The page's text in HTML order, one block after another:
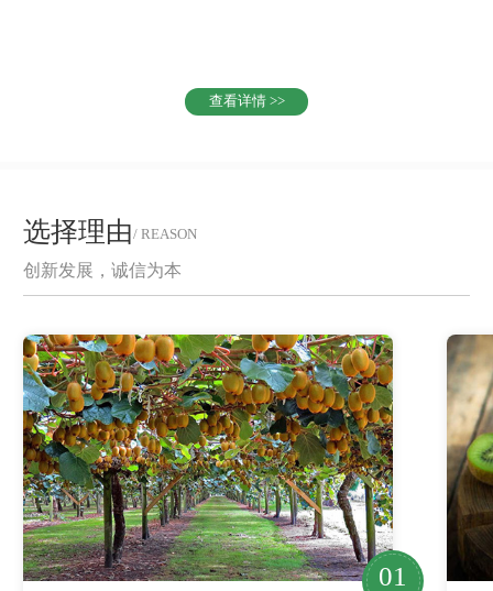
查看详情 >>
选择理由/ REASON
创新发展，诚信为本
01